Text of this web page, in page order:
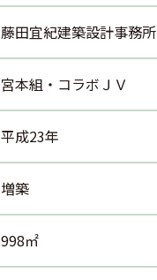
藤田宜紀建築設計事務所
宮本組・コラボＪＶ
平成23年
増築
998㎡